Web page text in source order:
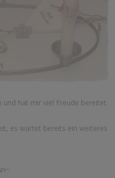
und hat mir viel Freude bereitet.
es wartet bereits ein weiteres